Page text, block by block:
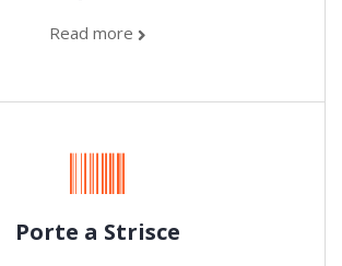
Read more
Porte a Strisce